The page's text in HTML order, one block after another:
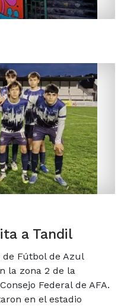
a Tandil
Fútbol de Azul
la zona 2 de la
Federal de AFA.
en el estadio